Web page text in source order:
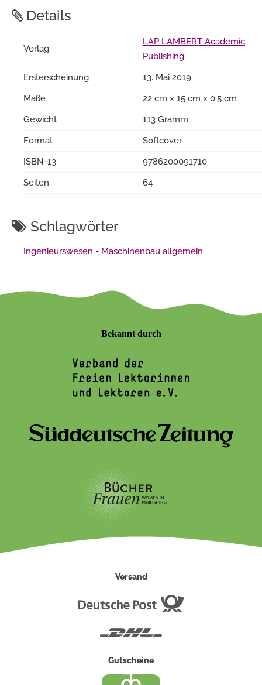
Details
Verlag
LAP LAMBERT Academic
Publishing
Ersterscheinung
13. Mai 2019
Maße
22 cm x 15 cm x 0.5 cm
Gewicht
113 Gramm
Format
Softcover
ISBN-13
9786200091710
Seiten
64
Schlagwörter
Ingenieurswesen - Maschinenbau allgemein
Bekannt durch
Versand
Gutscheine